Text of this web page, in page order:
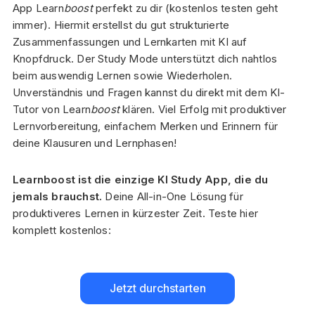
App Learnboostperfekt zu dir (kostenlos testen geht
immer). Hiermit erstellst du gut strukturierte
Zusammenfassungen und Lernkarten mit KI auf
Knopfdruck. Der Study Mode unterstützt dich nahtlos
beim auswendig Lernen sowie Wiederholen.
Unverständnis und Fragen kannst du direkt mit dem KI-
Tutor von Learnboostklären. Viel Erfolg mit produktiver
Lernvorbereitung, einfachem Merken und Erinnern für
deine Klausuren und Lernphasen!
Learnboost ist die einzige KI Study App, die du
jemals brauchst. Deine All-in-One Lösung für
produktiveres Lernen in kürzester Zeit. Teste hier
komplett kostenlos:
Jetzt durchstarten